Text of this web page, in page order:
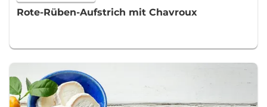
Rote-Rüben-Aufstrich mit Chavroux